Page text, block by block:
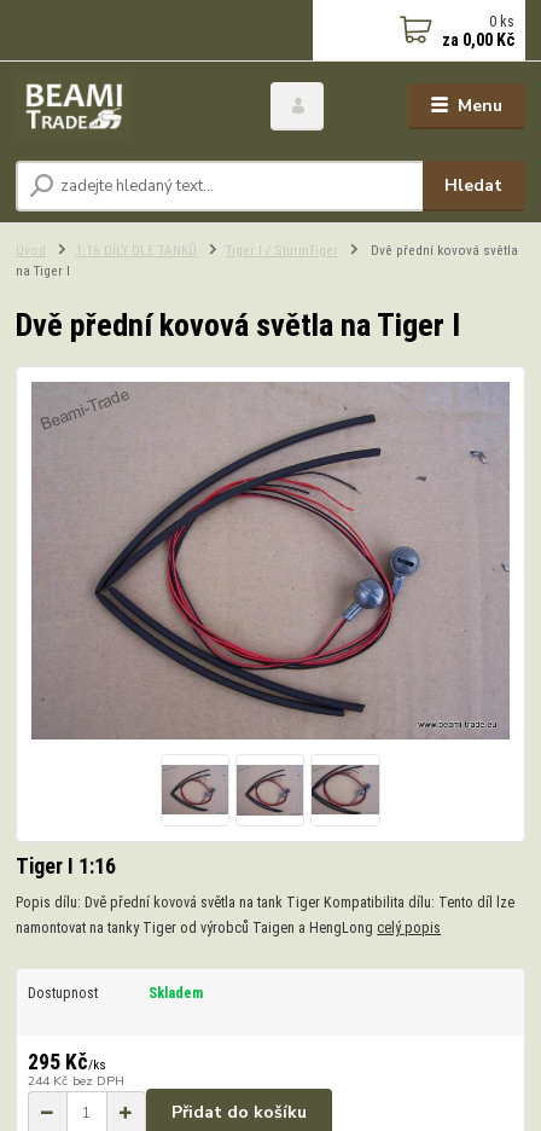
Menu
Hledat
0 ks
za 0,00 Kč
Úvod 1:16 DÍLY DLE TANKŮ Tiger I / SturmTiger
Dvě přední kovová světla
na Tiger I
Dvě přední kovová světla na Tiger I
Tiger I 1:16
Popis dílu: Dvě přední kovová světla na tank Tiger Kompatibilita dílu: Tento díl lze
namontovat na tanky Tiger od výrobců Taigen a HengLong celý popis
Dostupnost Skladem
295 Kč/ks
244 Kč bez DPH
Přidat do košíku